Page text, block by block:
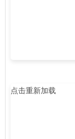
点击重新加载